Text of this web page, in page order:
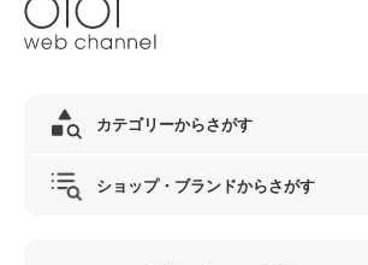
カテゴリーからさがす
ショップ・ブランドからさがす